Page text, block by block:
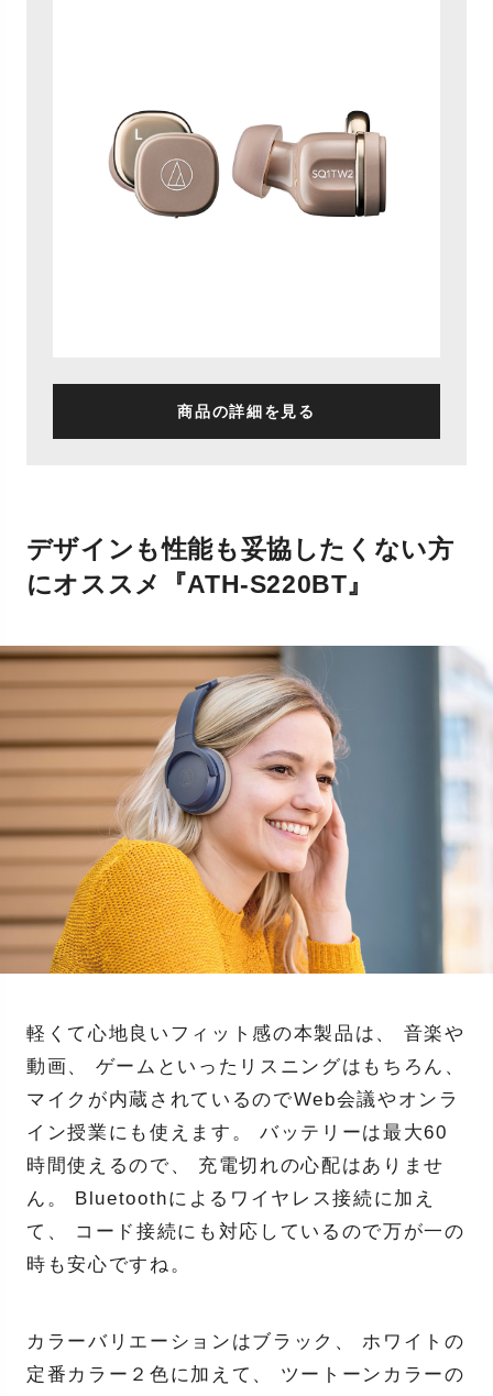
商品の詳細を見る
デザインも性能も妥協したくない方
にオススメ『ATH-S220BT』
軽くて心地良いフィット感の本製品は、 音楽や
動画、 ゲームといったリスニングはもちろん、
マイクが内蔵されているのでWeb会議やオンラ
イン授業にも使えます。 バッテリーは最大60
時間使えるので、 充電切れの心配はありませ
ん。 Bluetoothによるワイヤレス接続に加え
て、 コード接続にも対応しているので万が一の
時も安心ですね。
カラーバリエーションはブラック、 ホワイトの
定番カラー２色に加えて、 ツートーンカラーの